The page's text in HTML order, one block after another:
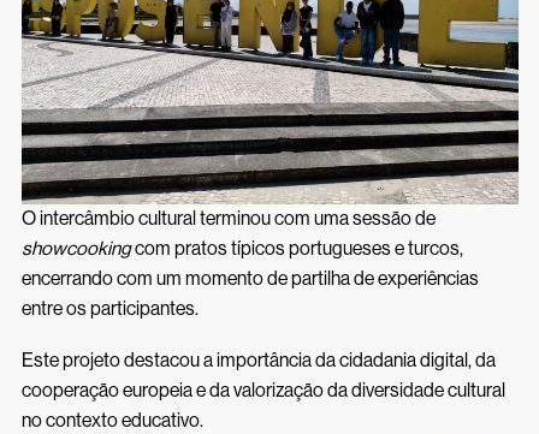
O intercâmbio cultural terminou com uma sessão de
showcookingcom pratos típicos portugueses e turcos,
encerrando com um momento de partilha de experiências
entre os participantes.
Este projeto destacou a importância da cidadania digital, da
cooperação europeia e da valorização da diversidade cultural
no contexto educativo.